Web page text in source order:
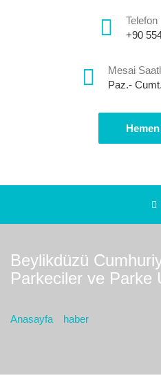
Telefon
+90
Mesai
Paz.-
Beylikdüzü
Parkeciler ve Parke
Anasayfa
haber